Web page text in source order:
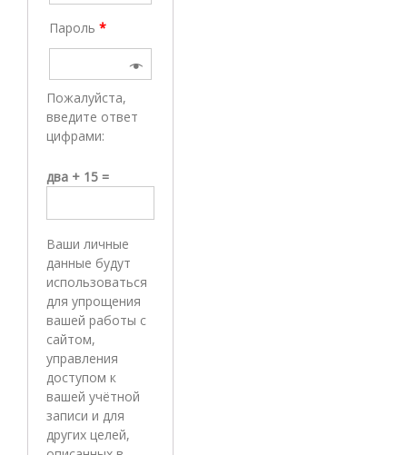
Пароль *
Пожалуйста,
введите ответ
цифрами:
два + 15 =
Ваши личные
данные будут
использоваться
для упрощения
вашей работы с
сайтом,
управления
доступом к
вашей учётной
записи и для
других целей,